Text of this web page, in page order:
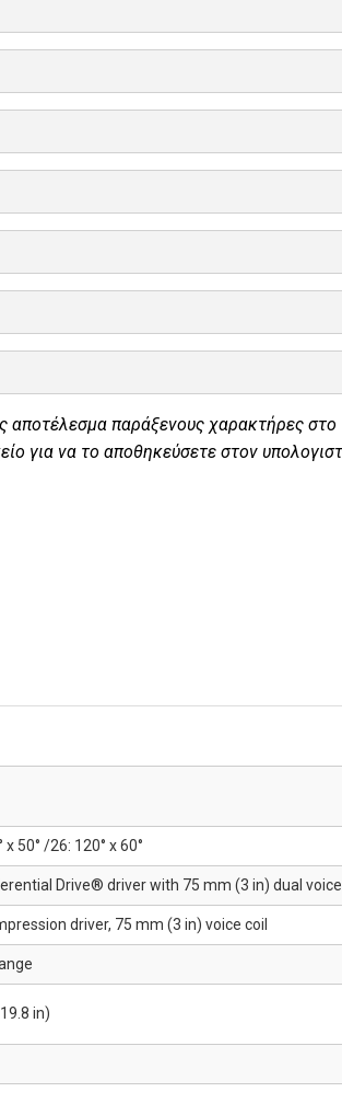
αποτέλεσμα παράξενους χαρακτήρες στο
για να το αποθηκεύσετε στον
50° /26: 120° x 60°
Drive® driver with 75 mm (3 in) dual voice
driver, 75 mm (3 in) voice coil
in)